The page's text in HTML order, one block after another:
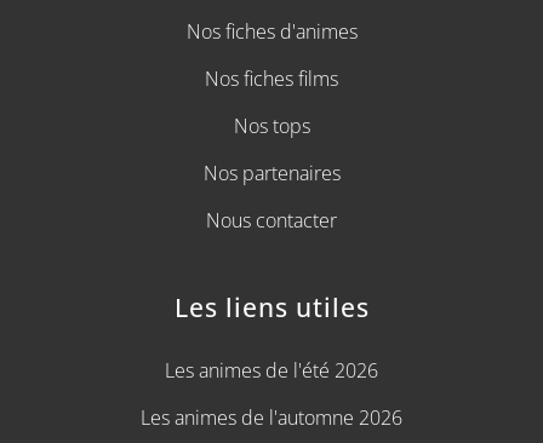
Nos fiches d'animes
Nos fiches films
Nos tops
Nos partenaires
Nous contacter
Les liens utiles
Les animes de l'été 2026
Les animes de l'automne 2026